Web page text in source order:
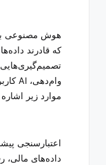
هوش مصنوعی
که قادرند
وام‌دهی، AI
موارد زیر
اعتبارسنجی
داده‌های مالی،